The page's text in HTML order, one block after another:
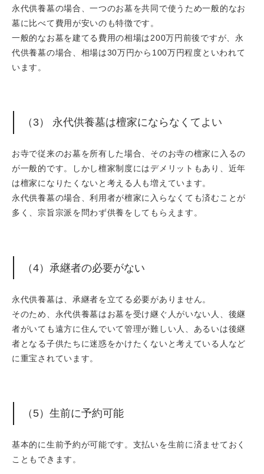
永代供養墓の場合、一つのお墓を共同で使うため一般的なお
墓に比べて費用が安いのも特徴です。
一般的なお墓を建てる費用の相場は200万円前後ですが、永
代供養墓の場合、相場は30万円から100万円程度といわれて
います。
（3） 永代供養墓は檀家にならなくてよい
お寺で従来のお墓を所有した場合、そのお寺の檀家に入るの
が一般的です。しかし檀家制度にはデメリットもあり、近年
は檀家になりたくないと考える人も増えています。
永代供養墓の場合、利用者が檀家に入らなくても済むことが
多く、宗旨宗派を問わず供養をしてもらえます。
（4）承継者の必要がない
永代供養墓は、承継者を立てる必要がありません。
そのため、永代供養墓はお墓を受け継ぐ人がいない人、後継
者がいても遠方に住んでいて管理が難しい人、あるいは後継
者となる子供たちに迷惑をかけたくないと考えている人など
に重宝されています。
（5）生前に予約可能
基本的に生前予約が可能です。支払いを生前に済ませておく
こともできます。